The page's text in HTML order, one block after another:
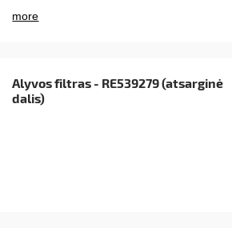
gumines tarpiklius, kurie apsaugo nuo vidinių
Alyvos filtras - RE539279 (atsarginė
dalis)